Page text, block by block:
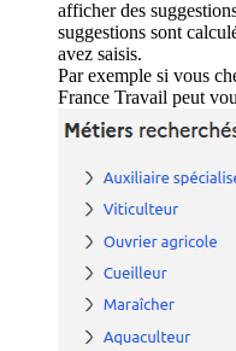
afficher des
suggestions sont
avez saisis.
Par exemple si vous
France Travail peut